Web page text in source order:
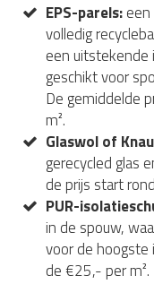
EPS-parels:
volledig
een uitstekende
geschikt voor
De gemiddelde
m².
Glaswol of
gerecycled glas
de prijs start
PUR-
in de spouw,
voor de hoogste
de €25,- per m².